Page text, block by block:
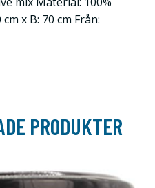
x B: 70 cm Från:
PRODUKTER